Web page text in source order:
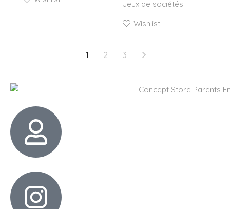
Jeux de sociétés
Wishlist
1 2 3